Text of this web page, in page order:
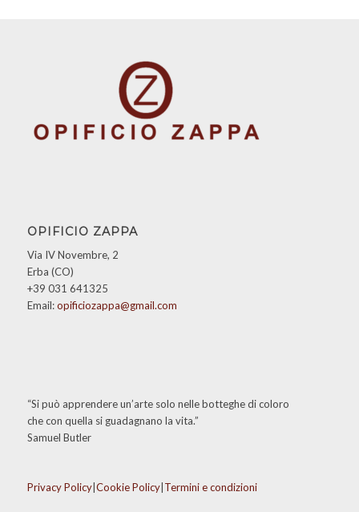
OPIFICIO ZAPPA
Via IV Novembre, 2
Erba (CO)
+39 031 641325
Email:opificiozappa@gmail.com
“Si può apprendere un’arte solo nelle botteghe di coloro
che con quella si guadagnano la vita.”
Samuel Butler
Privacy Policy| Cookie Policy| Termini e condizioni